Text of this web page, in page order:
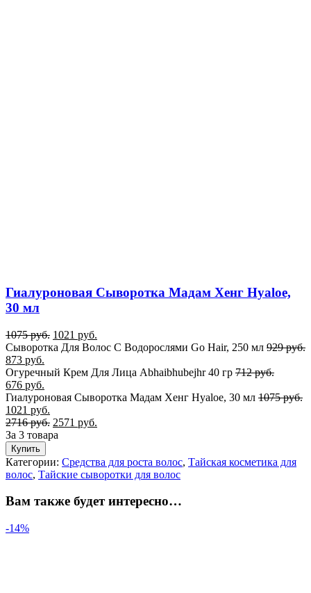
Гиалуроновая Сыворотка Мадам Хенг Hyaloe,
30 мл
1075руб. 1021 руб.
Сыворотка Для Волос С Водорослями Go Hair, 250 мл 929руб.
873 руб.
Огуречный Крем Для Лица Abhaibhubejhr 40 гр 712руб.
676 руб.
Гиалуроновая Сыворотка Мадам Хенг Hyaloe, 30 мл 1075руб.
1021 руб.
2716руб. 2571 руб.
За 3 товара
Купить
Категории: Средства для роста волос, Тайская косметика для
волос, Тайские сыворотки для волос
Вам также будет интересно…
-14%